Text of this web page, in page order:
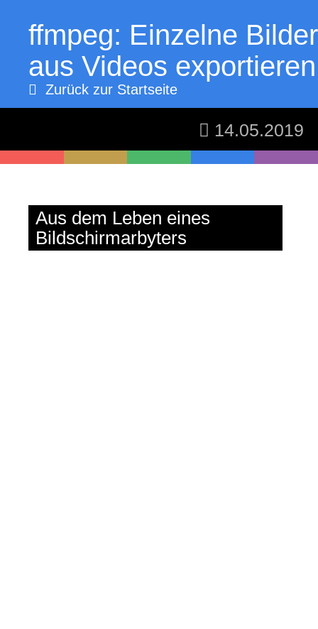
ffmpeg: Einzelne Bilder
aus Videos exportieren
Zurück zur Startseite
14.05.2019
Aus dem Leben eines
Bildschirmarbyters